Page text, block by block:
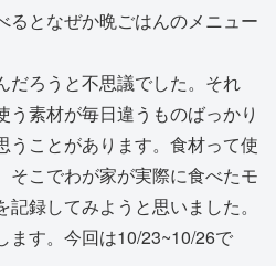
るとなぜか晩ごはんのメニュー
だろうと不思議でした。それ
う素材が毎日違うものばっかり
うことがあります。食材って使
そこでわが家が実際に食べたモ
録してみようと思いました。
ます。今回は10/23~10/26で